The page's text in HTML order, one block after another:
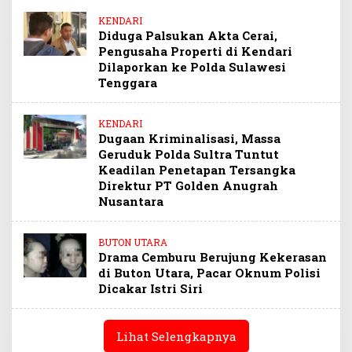
KENDARI
Diduga Palsukan Akta Cerai,
Pengusaha Properti di Kendari
Dilaporkan ke Polda Sulawesi
Tenggara
KENDARI
Dugaan Kriminalisasi, Massa
Geruduk Polda Sultra Tuntut
Keadilan Penetapan Tersangka
Direktur PT Golden Anugrah
Nusantara
BUTON UTARA
Drama Cemburu Berujung Kekerasan
di Buton Utara, Pacar Oknum Polisi
Dicakar Istri Siri
Lihat Selengkapnya